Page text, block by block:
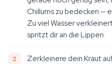
Chillums zu bedecken —
Zu viel Wasser
spritzt dir an die Lippen.
Zerkleinere dein Kraut